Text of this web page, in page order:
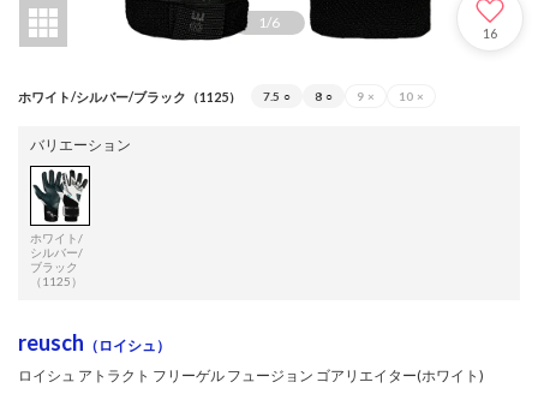
1/6
16
ホワイト/シルバー/ブラック（1125） 7.5 ○ 8 ○ 9 × 10 ×
バリエーション
ホワイト/
シルバー/
ブラック
（1125）
reusch （ロイシュ）
ロイシュ アトラクト フリーゲル フュージョン ゴアリエイター(ホワイト)